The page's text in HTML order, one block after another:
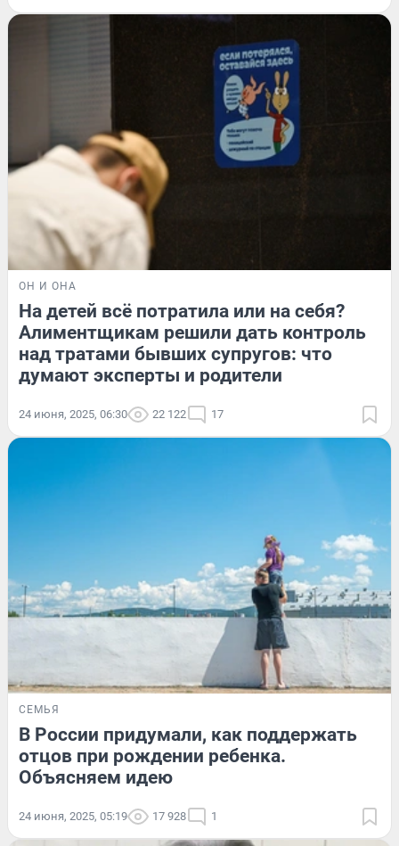
ОН И ОНА
На детей всё потратила или на себя?
Алиментщикам решили дать контроль
над тратами бывших супругов: что
думают эксперты и родители
24 июня, 2025, 06:30 22 122 17
СЕМЬЯ
В России придумали, как поддержать
отцов при рождении ребенка.
Объясняем идею
24 июня, 2025, 05:19 17 928 1